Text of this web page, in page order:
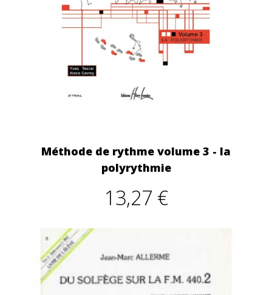
Méthode de rythme volume 3 - la
polyrythmie
13,27 €